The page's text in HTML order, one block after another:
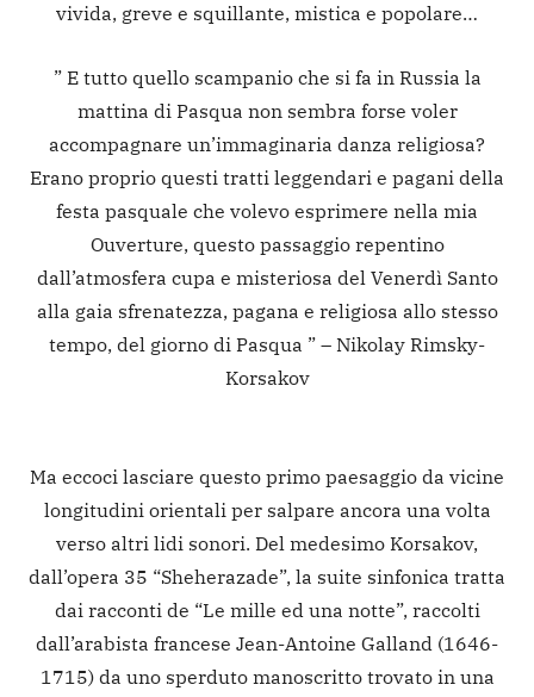
vivida, greve e squillante, mistica e popolare…
” E tutto quello scampanio che si fa in Russia la
mattina di Pasqua non sembra forse voler
accompagnare un’immaginaria danza religiosa?
Erano proprio questi tratti leggendari e pagani della
festa pasquale che volevo esprimere nella mia
Ouverture, questo passaggio repentino
dall’atmosfera cupa e misteriosa del Venerdì Santo
alla gaia sfrenatezza, pagana e religiosa allo stesso
tempo, del giorno di Pasqua ” – Nikolay Rimsky-
Korsakov
Ma eccoci lasciare questo primo paesaggio da vicine
longitudini orientali per salpare ancora una volta
verso altri lidi sonori. Del medesimo Korsakov,
dall’opera 35 “Sheherazade”, la suite sinfonica tratta
dai racconti de “Le mille ed una notte”, raccolti
dall’arabista francese Jean-Antoine Galland (1646-
1715) da uno sperduto manoscritto trovato in una